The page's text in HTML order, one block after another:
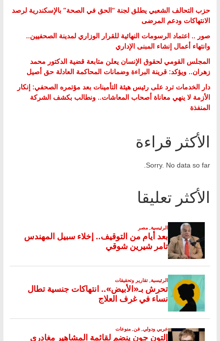
حزب التحالف الشعبي يطلق لجنة “الحق في الصحة” بالإسكندرية لرصد
الانتهاكات ودعم المرضى
صور .. اعتماد الرسومات النهائية للقرار الوزاري لمدينة الصحفيين..
وانتهاء أعمال إنشاء المبنى الإداري
المجلس القومي لحقوق الإنسان يعلن متابعة قضية الدكتور محمد
زهران.. ويؤكد: قرينة البراءة وضمانات المحاكمة العادلة حق أصيل
دار الخدمات ترد على رئيس هيئة التأمينات بعد مؤتمره الصحفي: إنكار
الأزمة لا ينهي معاناة أصحاب المعاشات.. ونطالب بكشف الشركة
المنفذة
الأكثر قراءة
Sorry. No data so far.
الأكثر تعليقا